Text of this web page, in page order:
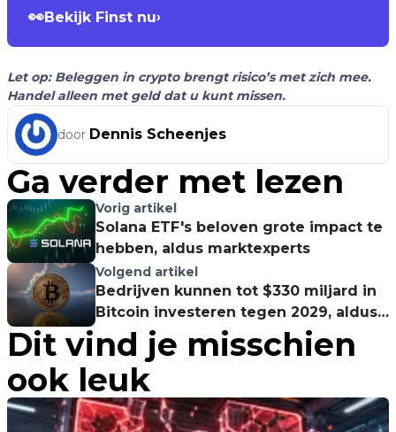
👀Bekijk Finst nu›
Let op: Beleggen in crypto brengt risico’s met zich mee.
Handel alleen met geld dat u kunt missen.
door Dennis Scheenjes
Ga verder met lezen
Vorig artikel
Solana ETF's beloven grote impact te
hebben, aldus marktexperts
Volgend artikel
Bedrijven kunnen tot $330 miljard in
Bitcoin investeren tegen 2029, aldus
Bernstein
Dit vind je misschien
ook leuk